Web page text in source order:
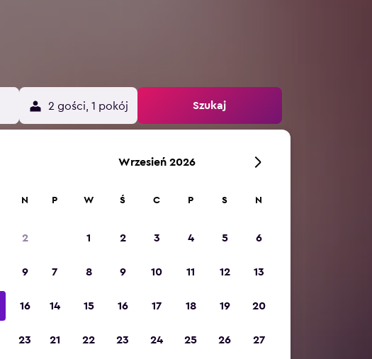
2 gości, 1 pokój Szukaj
N
2
9
16
23
Wrzesień 2026
P W Ś C P S N
1 2 3 4 5 6
7 8 9 10 11 12 13
14 15 16 17 18 19 20
21 22 23 24 25 26 27